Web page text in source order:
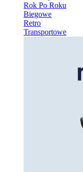
Rok Po Roku
Biegowe
Retro
Transportowe